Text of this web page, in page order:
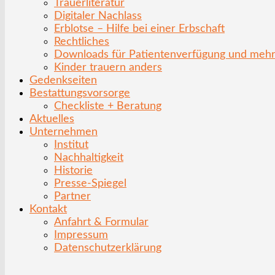
Trauerliteratur
Digitaler Nachlass
Erblotse – Hilfe bei einer Erbschaft
Rechtliches
Downloads für Patientenverfügung und mehr
Kinder trauern anders
Gedenkseiten
Bestattungsvorsorge
Checkliste + Beratung
Aktuelles
Unternehmen
Institut
Nachhaltigkeit
Historie
Presse-Spiegel
Partner
Kontakt
Anfahrt & Formular
Impressum
Datenschutzerklärung